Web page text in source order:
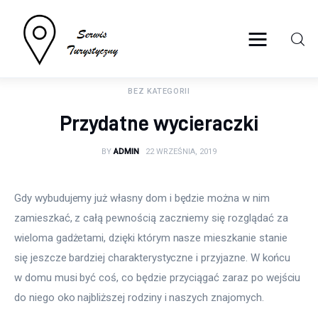
serwisturystyczny.net
Sport
Więcej
BEZ KATEGORII
Przydatne wycieraczki
BY ADMIN 22 WRZEŚNIA, 2019
Gdy wybudujemy już własny dom i będzie można w nim
zamieszkać, z całą pewnością zaczniemy się rozglądać za
wieloma gadżetami, dzięki którym nasze mieszkanie stanie
się jeszcze bardziej charakterystyczne i przyjazne. W końcu
w domu musi być coś, co będzie przyciągać zaraz po wejściu
do niego oko najbliższej rodziny i naszych znajomych.